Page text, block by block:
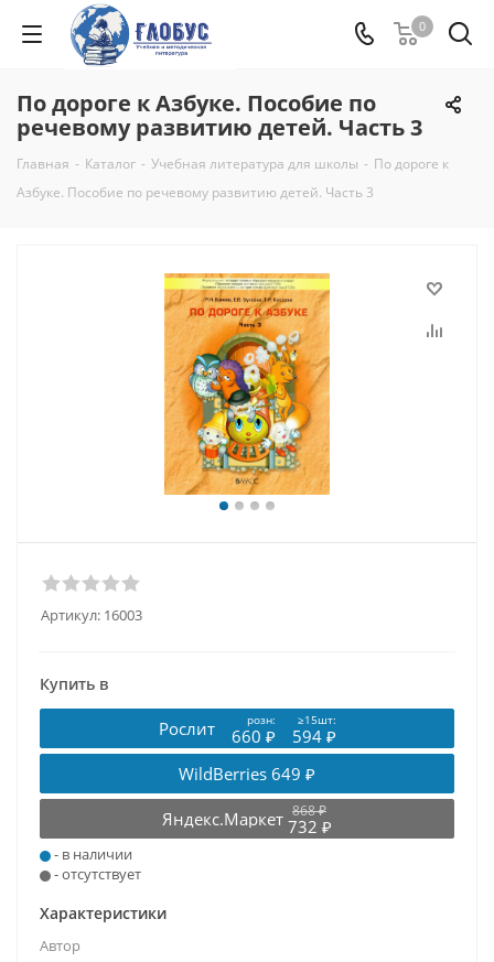
0
По дороге к Азбуке. Пособие по
речевому развитию детей. Часть 3
Главная - Каталог - Учебная литература для школы - По дороге к
Азбуке. Пособие по речевому развитию детей. Часть 3
Артикул: 16003
Купить в
Рослит розн: ≥15шт:
660 ₽
594 ₽
WildBerries 649 ₽
Яндекс.Маркет 868 ₽
732 ₽
- в наличии
- отсутствует
Характеристики
Автор